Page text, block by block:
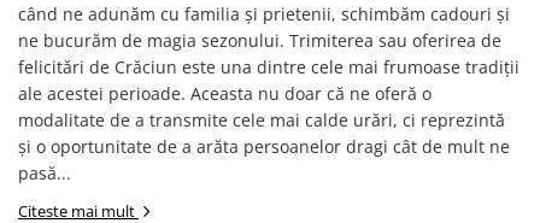
când ne adunăm cu familia și prietenii, schimbăm cadouri și
ne bucurăm de magia sezonului. Trimiterea sau oferirea de
felicitări de Crăciun este una dintre cele mai frumoase tradiții
ale acestei perioade. Aceasta nu doar că ne oferă o
modalitate de a transmite cele mai calde urări, ci reprezintă
și o oportunitate de a arăta persoanelor dragi cât de mult ne
pasă...
Citeste mai mult